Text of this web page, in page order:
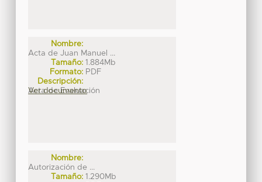
Nombre:
Acta de Juan Manuel ...
Tamaño: 1.884Mb
Formato: PDF
Descripción:
Acta de Evaluación
Ver documento
Nombre:
Autorización de ...
Tamaño: 1.290Mb